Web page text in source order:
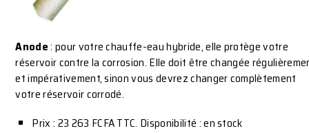
Anode: pour votre chauffe-eau hybride, elle protège votre
réservoir contre la corrosion. Elle doit être changée
et impérativement, sinon vous devrez changer complètement
votre réservoir corrodé.
Prix : 23 263 FCFA TTC. Disponibilité : en stock